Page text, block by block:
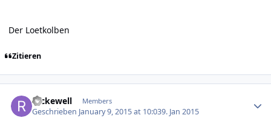
Der Loetkolben
Zitieren
reckewell Members
Geschrieben January 9, 2015 at 10:039. Jan 2015